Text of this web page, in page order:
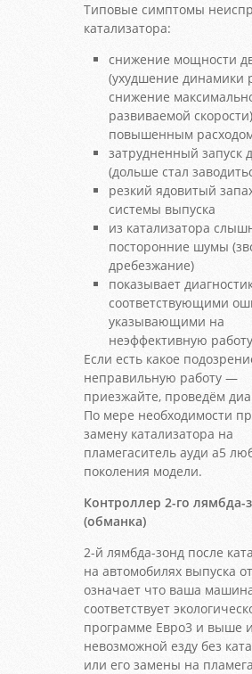
Типовые симптомы
катализатора:
снижение мощности
(ухудшение динамики
снижение
развиваемой
повышенным
затрудненный запуск
(дольше стал
резкий ядовитый
системы выпуска
из катализатора
посторонние шумы
дребезжание)
показывает
соответствующими
указывающими на
неэффективную работу
Если есть какое
неправильную работу —
приезжайте, проведём
По мере необходимости
замену катализатора на
пламегаситель ауди a5
поколения модели.
Контроллер 2-го лямбда-
(обманка)
2-й лямбда-зонд после
на автомобилях выпуска
означает что ваша
соответствует
программе Евро3 и выше
невозможной езду без
или его замены на